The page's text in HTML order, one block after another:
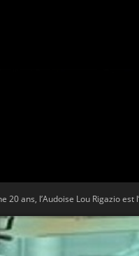
20 ans, l’Audoise Lou Rigazio est